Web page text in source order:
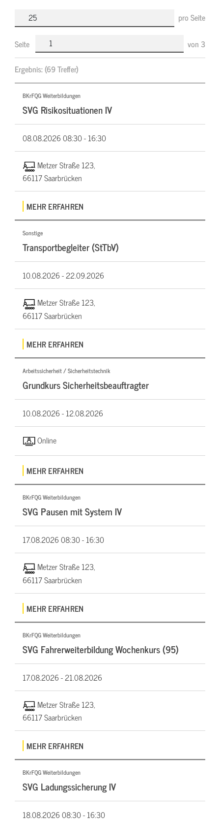
pro Seite
Seite von 3
Ergebnis:(69 Treffer)
BKrFQG Weiterbildungen
SVG Risikosituationen IV
08.08.202608:30 - 16:30
Metzer Straße 123,
66117 Saarbrücken
MEHR ERFAHREN
Sonstige
Transportbegleiter (StTbV)
10.08.2026 -22.09.2026
Metzer Straße 123,
66117 Saarbrücken
MEHR ERFAHREN
Arbeitssicherheit / Sicherheitstechnik
Grundkurs Sicherheitsbeauftragter
10.08.2026 -12.08.2026
Online
MEHR ERFAHREN
BKrFQG Weiterbildungen
SVG Pausen mit System IV
17.08.202608:30 - 16:30
Metzer Straße 123,
66117 Saarbrücken
MEHR ERFAHREN
BKrFQG Weiterbildungen
SVG Fahrerweiterbildung Wochenkurs (95)
17.08.2026 -21.08.2026
Metzer Straße 123,
66117 Saarbrücken
MEHR ERFAHREN
BKrFQG Weiterbildungen
SVG Ladungssicherung IV
18.08.202608:30 - 16:30